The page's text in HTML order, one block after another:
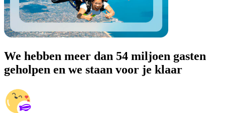
We hebben meer dan 54 miljoen gasten
geholpen en we staan voor je klaar